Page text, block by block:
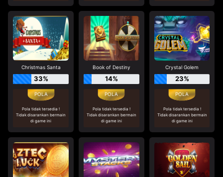
Christmas Santa
33%
Pola tidak tersedia !
Tidak disarankan bermain
di game ini
Book of Destiny
14%
Pola tidak tersedia !
Tidak disarankan bermain
di game ini
Crystal Golem
23%
Pola tidak tersedia !
Tidak disarankan bermain
di game ini